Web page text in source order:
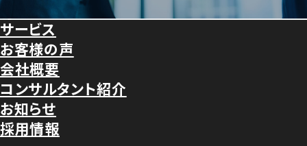
の
企
業
様
転
職
を
お
考
サービス
お客様の声
会社概要
コンサルタント紹介
お知らせ
採用情報